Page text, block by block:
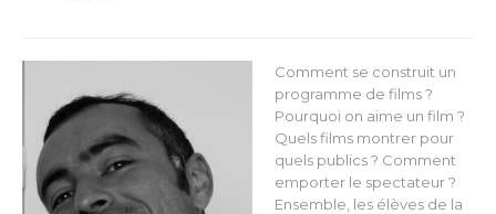
Comment se construit un
programme de films ?
Pourquoi on aime un film ?
Quels films montrer pour
quels publics ? Comment
emporter le spectateur ?
Ensemble, les élèves de la